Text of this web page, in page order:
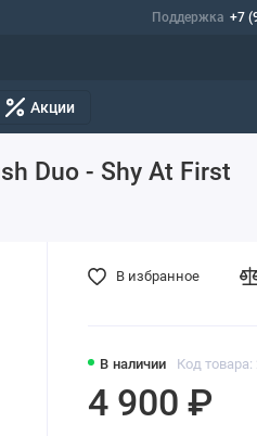
Поддержка +7
Акции
Duo - Shy At First
В наличии Код товара:
4 900 ₽
В избранное